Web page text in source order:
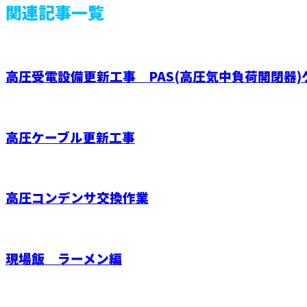
関連記事一覧
高圧受電設備更新工事 PAS(高圧気中負荷開閉器)
高圧ケーブル更新工事
高圧コンデンサ交換作業
現場飯 ラーメン編